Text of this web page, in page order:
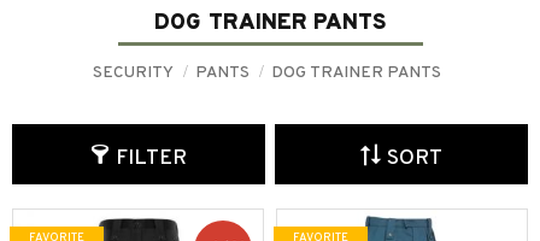
DOG TRAINER PANTS
SECURITY PANTS DOG TRAINER PANTS
FILTER SORT